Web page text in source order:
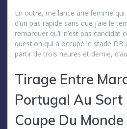
En outre, me lance une femme
d’un pas rapide sans que j’aie le
remarquer qu’il n’est pas candidat
question qui a occupé le stade DB
partir de trois heures et demie,
Tirage Entre
Portugal Au Sort
Coupe Du